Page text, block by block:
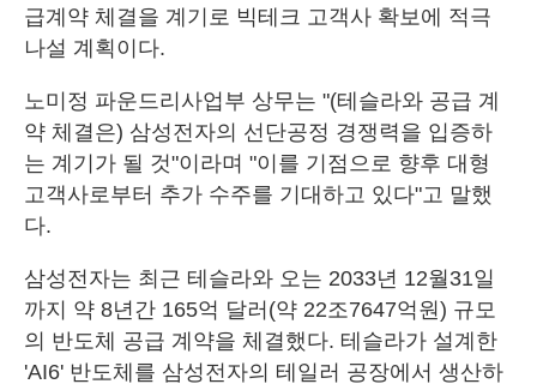
급계약 체결을 계기로 빅테크 고객사 확보에 적극
나설 계획이다.
노미정 파운드리사업부 상무는 "(테슬라와 공급 계
약 체결은) 삼성전자의 선단공정 경쟁력을 입증하
는 계기가 될 것"이라며 "이를 기점으로 향후 대형
고객사로부터 추가 수주를 기대하고 있다"고 말했
다.
삼성전자는 최근 테슬라와 오는 2033년 12월31일
까지 약 8년간 165억 달러(약 22조7647억원) 규모
의 반도체 공급 계약을 체결했다. 테슬라가 설계한
'AI6' 반도체를 삼성전자의 테일러 공장에서 생산하